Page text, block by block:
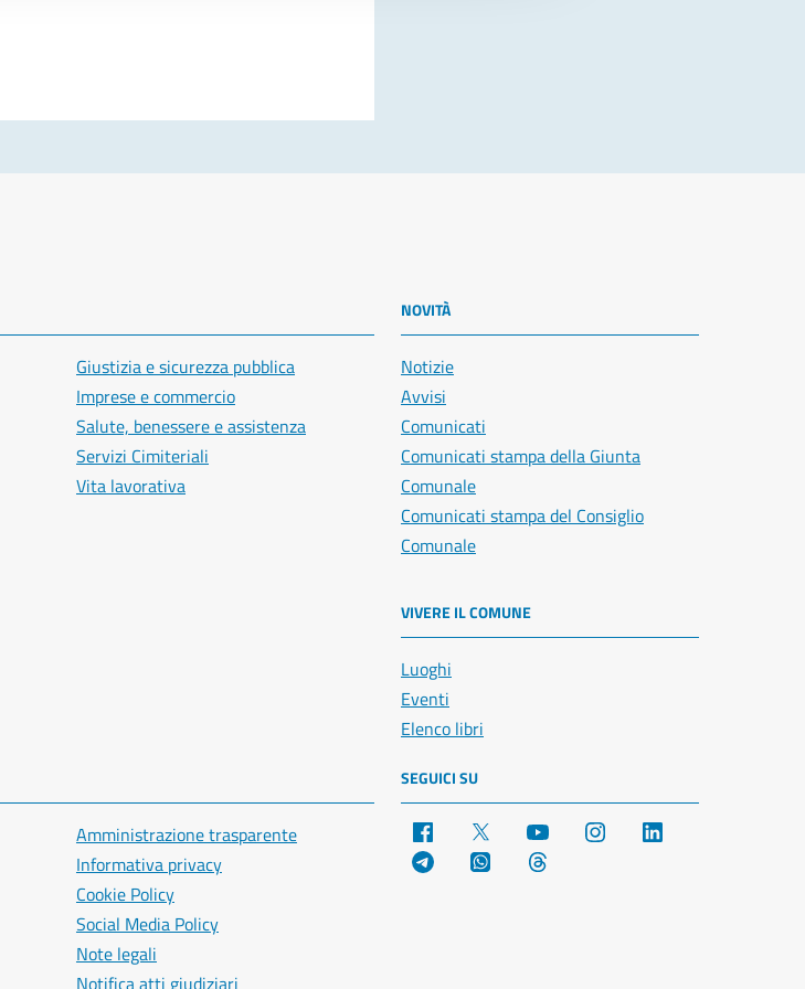
Giustizia e sicurezza pubblica
Imprese e commercio
Salute, benessere e assistenza
Servizi Cimiteriali
Vita lavorativa
NOVITÀ
Notizie
Avvisi
Comunicati
Comunicati stampa della Giunta
Comunale
Comunicati stampa del Consiglio
Comunale
VIVERE IL COMUNE
Luoghi
Eventi
Elenco libri
Amministrazione trasparente
Informativa privacy
Cookie Policy
Social Media Policy
Note legali
SEGUICI SU
Facebook YouTube Instagram
Telegram WhatsApp